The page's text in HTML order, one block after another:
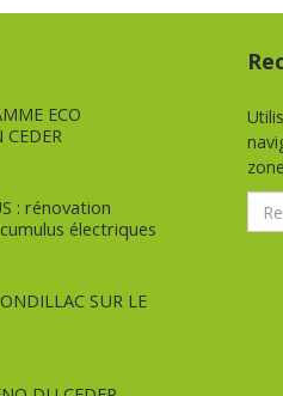
ECO
: rénovation
électriques
SUR LE